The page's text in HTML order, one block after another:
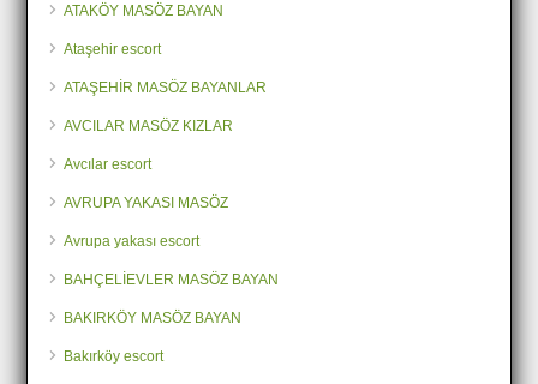
ATAKÖY MASÖZ BAYAN
Ataşehir escort
ATAŞEHİR MASÖZ BAYANLAR
AVCILAR MASÖZ KIZLAR
Avcılar escort
AVRUPA YAKASI MASÖZ
Avrupa yakası escort
BAHÇELİEVLER MASÖZ BAYAN
BAKIRKÖY MASÖZ BAYAN
Bakırköy escort